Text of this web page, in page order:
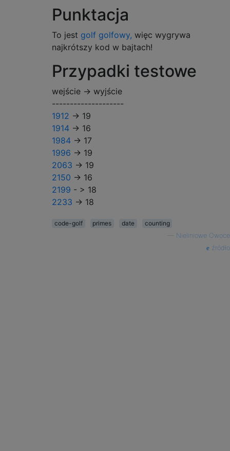
Punktacja
To jest golf golfowy, więc wygrywa
najkrótszy kod w bajtach!
Przypadki testowe
wejście -> wyjście
--------------------
1912 -> 19
1914 -> 16
1984 -> 17
1996 -> 19
2063 -> 19
2150 -> 16
2199 - > 18
2233 -> 18
code-golf primes date
counting
Nieliniowe Owoce
źródło